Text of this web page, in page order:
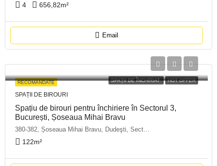
4 656,82m²
Email
RECOMANDATE SPAȚII DE ÎNCHIRIAT HOT OFFER
SPAȚII DE BIROURI
Spațiu de birouri pentru închiriere în Sectorul 3,
București, Șoseaua Mihai Bravu
122m²